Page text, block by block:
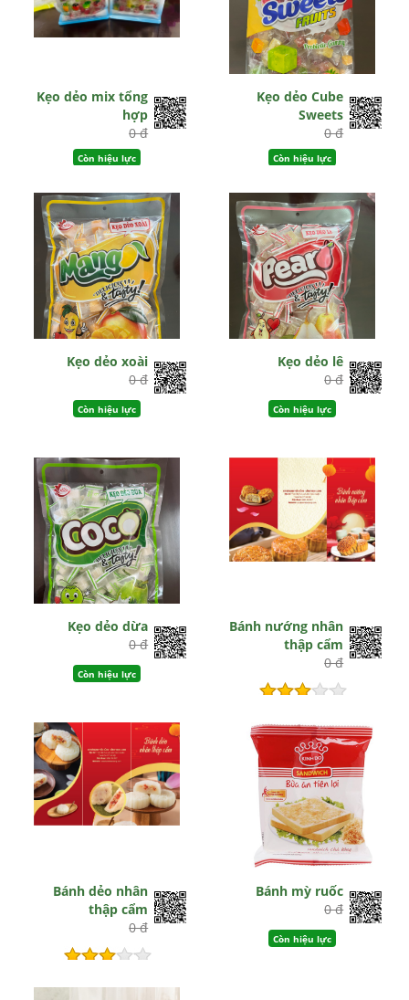
Kẹo dẻo mix tổng
hợp
0 đ
Còn hiệu lực
Kẹo dẻo Cube
Sweets
0 đ
Còn hiệu lực
Kẹo dẻo xoài
0 đ
Còn hiệu lực
Kẹo dẻo lê
0 đ
Còn hiệu lực
Kẹo dẻo dừa
0 đ
Còn hiệu lực
Bánh nướng nhân
thập cẩm
0 đ
Bánh dẻo nhân
thập cẩm
0 đ
Bánh mỳ ruốc
0 đ
Còn hiệu lực